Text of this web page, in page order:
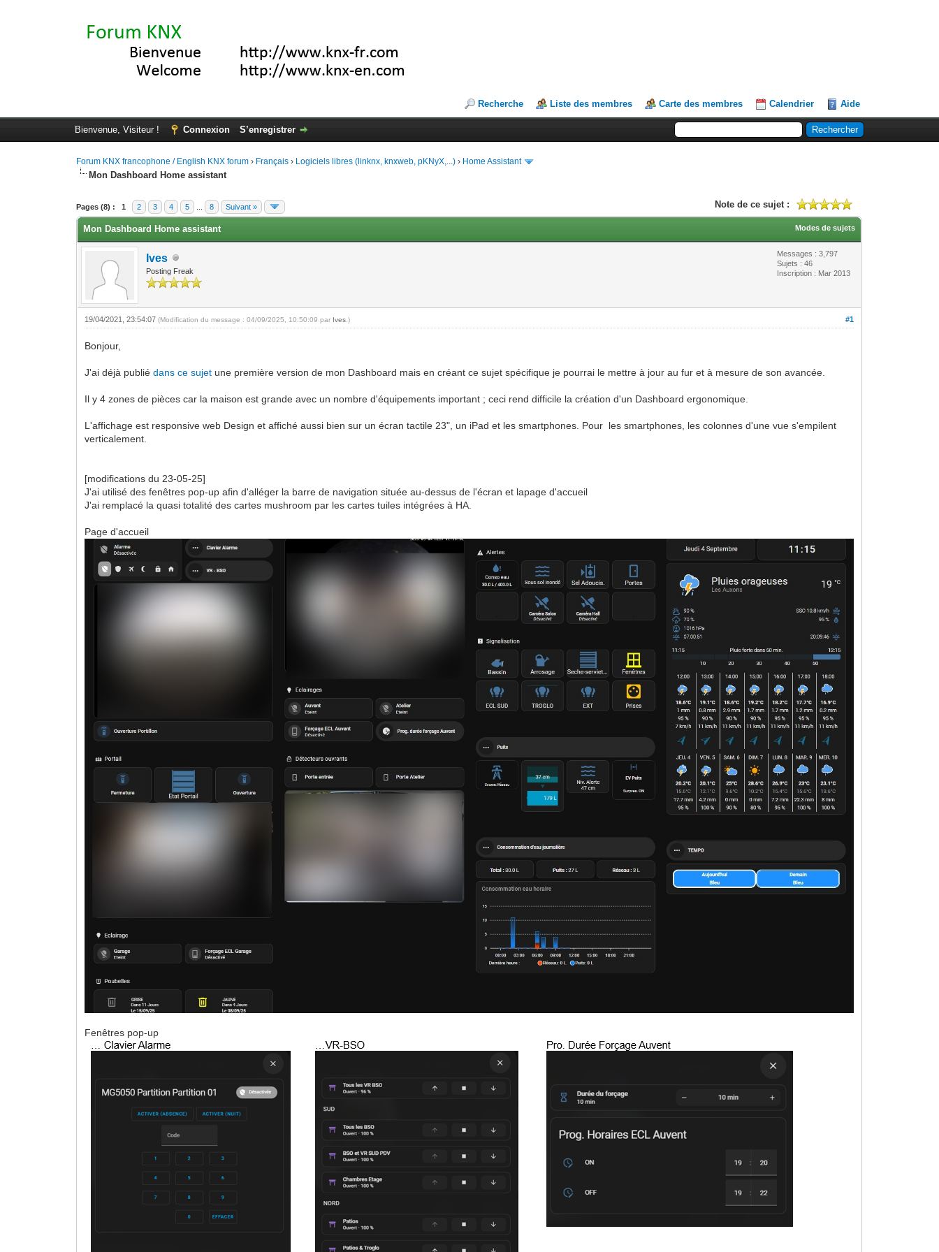
Recherche Liste des membres Carte des membres Calendrier Aide
Bienvenue, Visiteur ! Connexion S’enregistrer
Forum KNX francophone / English KNX forum › Français › Logiciels libres (linknx, knxweb, pKNyX,...) › Home Assistant
Mon Dashboard Home assistant
Pages (8) : 1 2 3 4 5 8 Suivant » Note de ce sujet :
Moyenne : 5 (2 vote(s))
1
2
3
4
5
Modes de sujets
Mon Dashboard Home assistant
Ives
Posting Freak
Messages : 3,797
Sujets : 46
Inscription : Mar 2013
#1
19/04/2021, 23:54:07(Modification du message : 04/09/2025, 10:50:09 par Ives .)
Bonjour,
J'ai déjà publiédans ce sujet une première version de mon Dashboard mais en créant ce sujet spécifique je pourrai le mettre à jour au fur et à mesure de son avancée.
Il y 4 zones de pièces car la maison est grande avec un nombre d'équipements important ; ceci rend difficile la création d'un Dashboard ergonomique.
L'affichage est responsive web Design et affiché aussi bien sur un écran tactile 23", un iPad et les smartphones. Pour les smartphones, les colonnes d'une vue s'empilent
verticalement.
[modifications du 23-05-25]
J'ai utilisé des fenêtres pop-up afin d'alléger la barre de navigation située au-dessus de l'écran et lapage d'accueil
J'ai remplacé la quasi totalité des cartes mushroom par les cartes tuiles intégrées à HA.
Page d'accueil
Fenêtres pop-up